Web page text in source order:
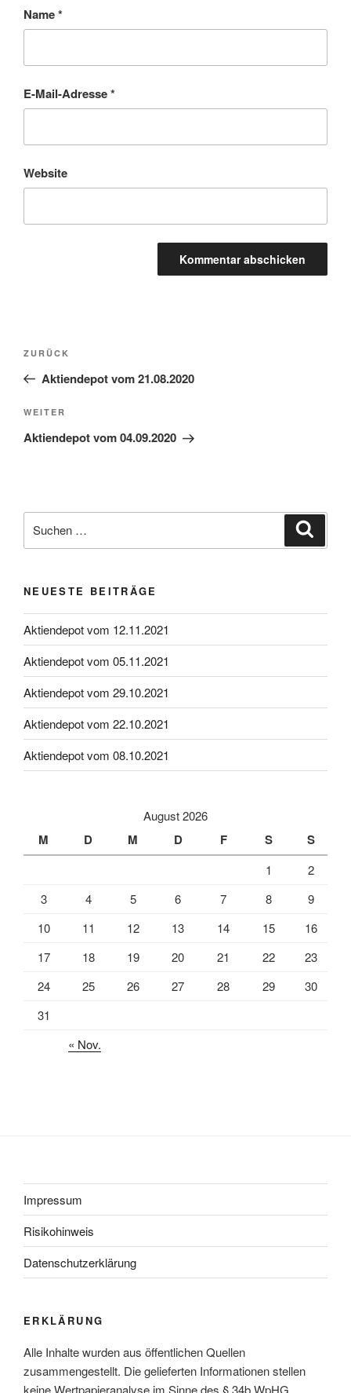
Name*
E-Mail-Adresse*
Website
Beitragsnavigation
Vorheriger
Beitrag
ZURÜCK
Aktiendepot vom 21.08.2020
Nächster
Beitrag
WEITER
Aktiendepot vom 04.09.2020
nach:
NEUESTE BEITRÄGE
Aktiendepot vom 12.11.2021
Aktiendepot vom 05.11.2021
Aktiendepot vom 29.10.2021
Aktiendepot vom 22.10.2021
Aktiendepot vom 08.10.2021
August 2026
M D M D F S S
1
2
3
4 5 6 7 8
9
10
11 12 13 14 15
16
17
18 19 20 21 22
23
24
25 26 27 28 29
30
31
« Nov.
Impressum
Risikohinweis
Datenschutzerklärung
ERKLÄRUNG
Alle Inhalte wurden aus öffentlichen Quellen
zusammengestellt. Die gelieferten Informationen stellen